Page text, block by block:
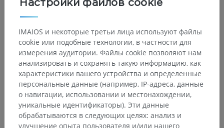
Настройки файлов cookie
IMAIOS и некоторые третьи лица используют файлы
cookie или подобные технологии, в частности для
измерения аудитории. Файлы cookie позволяют нам
анализировать и сохранять такую информацию, как
характеристики вашего устройства и определенные
персональные данные (например, IP-адреса, данные
о навигации, использовании и местонахождении,
уникальные идентификаторы). Эти данные
обрабатываются в следующих целях: анализ и
улучшение опыта пользователя и/или нашего